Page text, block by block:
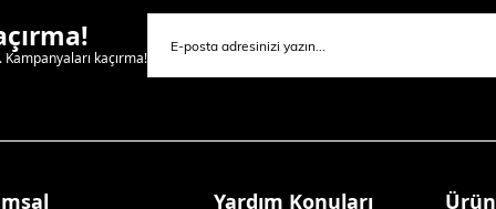
kaçırma!
Yardım Konuları